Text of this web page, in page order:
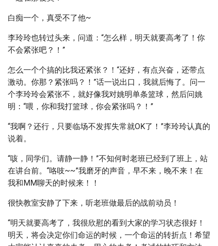
白痴一个，真受不了他~
李玲玲也转过头来，问道：“怎么样，明天就要高考了！你
不会紧张吧？！”
怎么一个个搞的比我还紧张？！“还好，有点兴奋，还带点
激动。你那？紧张吗？！”话一说出口，我就后悔了。问一
个李玲玲会紧张不，就好像我对姚明单条篮球，然后问姚
明：“喂，你和我打篮球，你会紧张吗？！”
“我啊？还行，只要临场不发挥失常就OK了！”李玲玲认真的
说着。
“咳，同学们。请静一静！”不知何时老班已经到了班上，站
在讲台前。“咯吱~~”我磨牙的声音，早不来，晚不来！在
我和MM聊天的时候来！！
很快教室安静了下来，听老班做最后的战前动员！
“明天就要高考了，我很欣慰的看到大家的学习状态很好！
明天，将会决定你们命运的时候，一个命运的转折点！希望